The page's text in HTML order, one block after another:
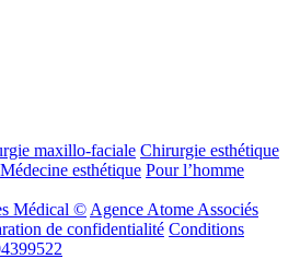
maxillo-faciale Chirurgie esthétique
Médecine esthétique Pour l’homme
Médical © Agence Atome Associés
de confidentialité Conditions